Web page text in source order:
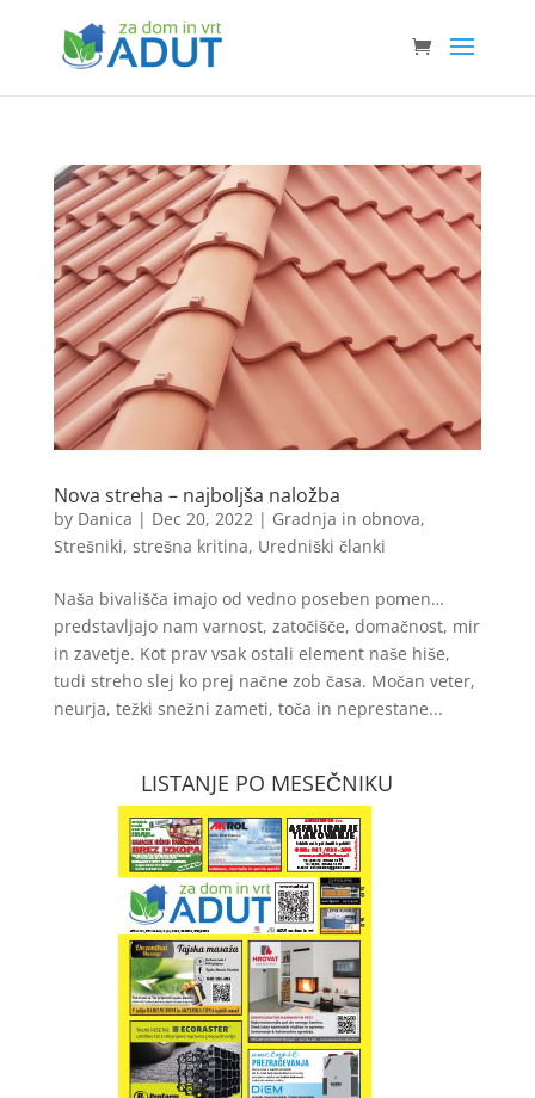
Nova streha – najboljša naložba
by Danica | Dec 20, 2022| Gradnja in obnova,
Strešniki, strešna kritina, Uredniški članki
Naša bivališča imajo od vedno poseben pomen…
predstavljajo nam varnost, zatočišče, domačnost, mir
in zavetje. Kot prav vsak ostali element naše hiše,
tudi streho slej ko prej načne zob časa. Močan veter,
neurja, težki snežni zameti, toča in neprestane...
LISTANJE PO MESEČNIKU